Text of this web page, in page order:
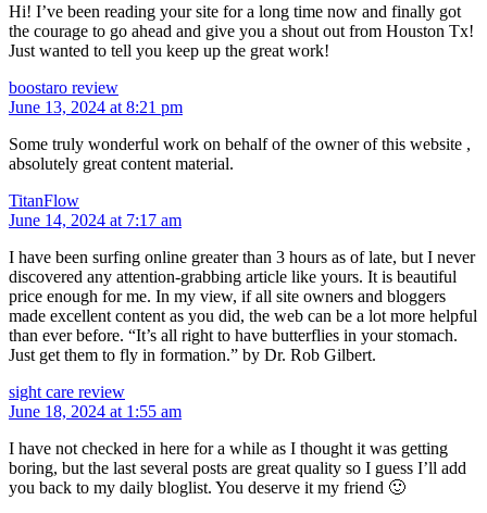
Hi! I’ve been reading your site for a long time now and finally got
the courage to go ahead and give you a shout out from Houston Tx!
Just wanted to tell you keep up the great work!
boostaro review
June 13, 2024 at 8:21 pm
Some truly wonderful work on behalf of the owner of this website ,
absolutely great content material.
TitanFlow
June 14, 2024 at 7:17 am
I have been surfing online greater than 3 hours as of late, but I never
discovered any attention-grabbing article like yours. It is beautiful
price enough for me. In my view, if all site owners and bloggers
made excellent content as you did, the web can be a lot more helpful
than ever before. “It’s all right to have butterflies in your stomach.
Just get them to fly in formation.” by Dr. Rob Gilbert.
sight care review
June 18, 2024 at 1:55 am
I have not checked in here for a while as I thought it was getting
boring, but the last several posts are great quality so I guess I’ll add
you back to my daily bloglist. You deserve it my friend 🙂